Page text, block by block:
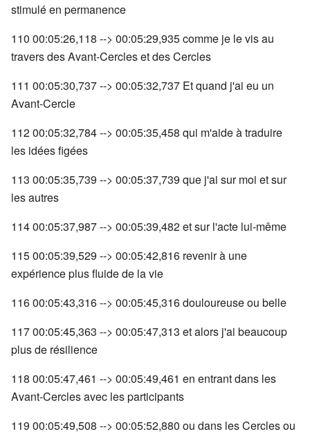
stimulé en permanence
110 00:05:26,118 --> 00:05:29,935 comme je le vis au
travers des Avant-Cercles et des Cercles
111 00:05:30,737 --> 00:05:32,737 Et quand j'ai eu un
Avant-Cercle
112 00:05:32,784 --> 00:05:35,458 qui m'aide à traduire
les idées figées
113 00:05:35,739 --> 00:05:37,739 que j'ai sur moi et sur
les autres
114 00:05:37,987 --> 00:05:39,482 et sur l'acte lui-même
115 00:05:39,529 --> 00:05:42,816 revenir à une
expérience plus fluide de la vie
116 00:05:43,316 --> 00:05:45,316 douloureuse ou belle
117 00:05:45,363 --> 00:05:47,313 et alors j'ai beaucoup
plus de résilience
118 00:05:47,461 --> 00:05:49,461 en entrant dans les
Avant-Cercles avec les participants
119 00:05:49,508 --> 00:05:52,880 ou dans les Cercles ou